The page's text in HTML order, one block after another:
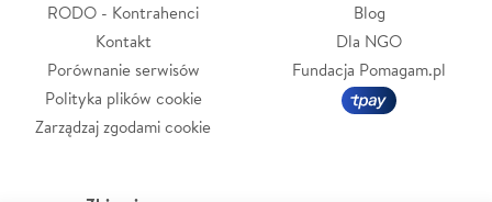
RODO - Kontrahenci
Kontakt
Porównanie serwisów
Polityka plików cookie
Zarządzaj zgodami cookie
Blog
Dla NGO
Fundacja Pomagam.pl